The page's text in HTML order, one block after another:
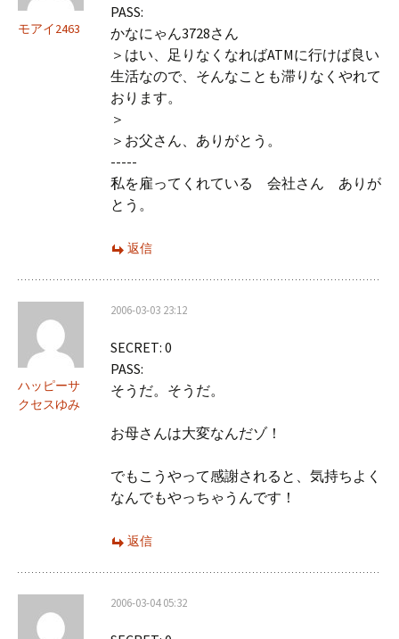
モアイ2463
PASS:
かなにゃん3728さん
＞はい、足りなくなればATMに行けば良い
生活なので、そんなことも滞りなくやれて
おります。
＞
＞お父さん、ありがとう。
-----
私を雇ってくれている 会社さん ありが
とう。
返信
ハッピーサ
クセスゆみ
2006-03-03 23:12
SECRET: 0
PASS:
そうだ。そうだ。
お母さんは大変なんだゾ！
でもこうやって感謝されると、気持ちよく
なんでもやっちゃうんです！
返信
2006-03-04 05:32